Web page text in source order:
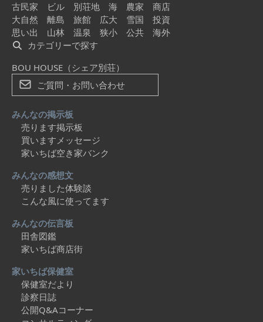
古民家
ビル 別荘地 海 農家
商店
大自然
離島 旅館 広大 雪国
投資
思い出
山林 温泉 狭小 公共
海外
カテゴリーで探す
BOU HOUSE（シェア別荘）
ご質問・お問い合わせ
みんなの掲示板
売ります掲示板
買いますメッセージ
家いちば空き家バンク
みんなの感想文
売りました体験談
こんな風に使ってます
みんなの伝言板
田舎図鑑
家いちば商店街
家いちば保健室
保健室だより
診察日誌
公開Q&Aコーナー